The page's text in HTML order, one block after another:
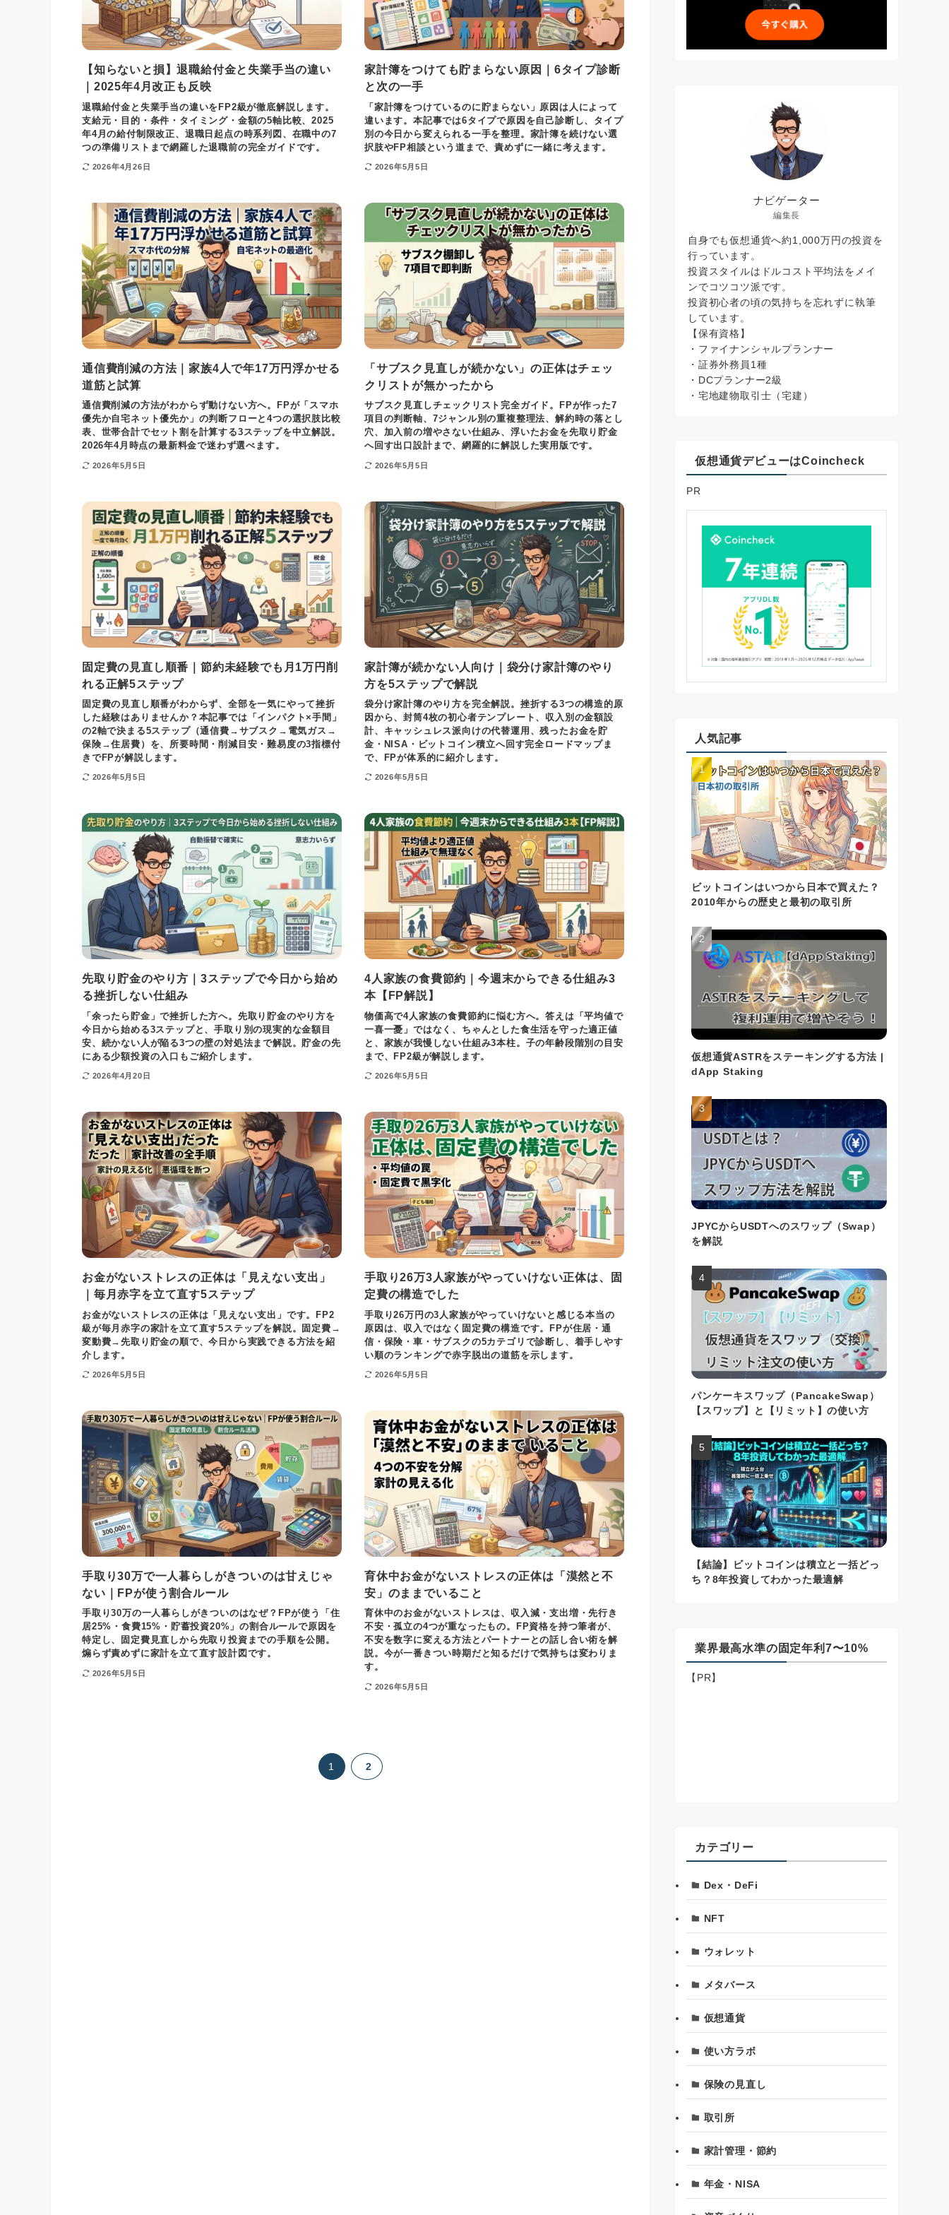
【知らないと損】退職給付金と失業手当の違い
｜2025年4月改正も反映
退職給付金と失業手当の違いをFP2級が徹底解説します。
支給元・目的・条件・タイミング・金額の5軸比較、2025
年4月の給付制限改正、退職日起点の時系列図、在職中の7
つの準備リストまで網羅した退職前の完全ガイドです。
2026年4月26日
家計簿をつけても貯まらない原因｜6タイプ診断
と次の一手
「家計簿をつけているのに貯まらない」原因は人によって
違います。本記事では6タイプで原因を自己診断し、タイプ
別の今日から変えられる一手を整理。家計簿を続けない選
択肢やFP相談という道まで、責めずに一緒に考えます。
2026年5月5日
通信費削減の方法｜家族4人で年17万円浮かせる
道筋と試算
通信費削減の方法がわからず動けない方へ。FPが「スマホ
優先か自宅ネット優先か」の判断フローと4つの選択肢比較
表、世帯合計でセット割を計算する3ステップを中立解説。
2026年4月時点の最新料金で迷わず選べます。
2026年5月5日
「サブスク見直しが続かない」の正体はチェッ
クリストが無かったから
サブスク見直しチェックリスト完全ガイド。FPが作った7
項目の判断軸、7ジャンル別の重複整理法、解約時の落とし
穴、加入前の増やさない仕組み、浮いたお金を先取り貯金
へ回す出口設計まで、網羅的に解説した実用版です。
2026年5月5日
固定費の見直し順番｜節約未経験でも月1万円削
れる正解5ステップ
固定費の見直し順番がわからず、全部を一気にやって挫折
した経験はありませんか？本記事では「インパクト×手間」
の2軸で決まる5ステップ（通信費→サブスク→電気ガス→
保険→住居費）を、所要時間・削減目安・難易度の3指標付
きでFPが解説します。
2026年5月5日
家計簿が続かない人向け｜袋分け家計簿のやり
方を5ステップで解説
袋分け家計簿のやり方を完全解説。挫折する3つの構造的原
因から、封筒4枚の初心者テンプレート、収入別の金額設
計、キャッシュレス派向けの代替運用、残ったお金を貯
金・NISA・ビットコイン積立へ回す完全ロードマップま
で、FPが体系的に紹介します。
2026年5月5日
先取り貯金のやり方｜3ステップで今日から始め
る挫折しない仕組み
「余ったら貯金」で挫折した方へ。先取り貯金のやり方を
今日から始める3ステップと、手取り別の現実的な金額目
安、続かない人が陥る3つの壁の対処法まで解説。貯金の先
にある少額投資の入口もご紹介します。
2026年4月20日
4人家族の食費節約｜今週末からできる仕組み3
本【FP解説】
物価高で4人家族の食費節約に悩む方へ。答えは「平均値で
一喜一憂」ではなく、ちゃんとした食生活を守った適正値
と、家族が我慢しない仕組み3本柱。子の年齢段階別の目安
まで、FP2級が解説します。
2026年5月5日
お金がないストレスの正体は「見えない支出」
｜毎月赤字を立て直す5ステップ
お金がないストレスの正体は「見えない支出」です。FP2
級が毎月赤字の家計を立て直す5ステップを解説。固定費→
変動費→先取り貯金の順で、今日から実践できる方法を紹
介します。
2026年5月5日
手取り26万3人家族がやっていけない正体は、固
定費の構造でした
手取り26万円の3人家族がやっていけないと感じる本当の
原因は、収入ではなく固定費の構造です。FPが住居・通
信・保険・車・サブスクの5カテゴリで診断し、着手しやす
い順のランキングで赤字脱出の道筋を示します。
2026年5月5日
手取り30万で一人暮らしがきついのは甘えじゃ
ない｜FPが使う割合ルール
手取り30万の一人暮らしがきついのはなぜ？FPが使う「住
居25%・食費15%・貯蓄投資20%」の割合ルールで原因を
特定し、固定費見直しから先取り投資までの手順を公開。
煽らず責めずに家計を立て直す設計図です。
2026年5月5日
育休中お金がないストレスの正体は「漠然と不
安」のままでいること
育休中のお金がないストレスは、収入減・支出増・先行き
不安・孤立の4つが重なったもの。FP資格を持つ筆者が、
不安を数字に変える方法とパートナーとの話し合い術を解
説。今が一番きつい時期だと知るだけで気持ちは変わりま
す。
2026年5月5日
1 2
ナビゲーター
編集長
自身でも仮想通貨へ約1,000万円の投資を
行っています。
投資スタイルはドルコスト平均法をメイ
ンでコツコツ派です。
投資初心者の頃の気持ちを忘れずに執筆
しています。
【保有資格】
・ファイナンシャルプランナー
・証券外務員1種
・DCプランナー2級
・宅地建物取引士（宅建）
仮想通貨デビューはCoincheck
PR
人気記事
ビットコインはいつから日本で買えた？
2010年からの歴史と最初の取引所
仮想通貨ASTRをステーキングする方法 |
dApp Staking
JPYCからUSDTへのスワップ（Swap）
を解説
パンケーキスワップ（PancakeSwap）
【スワップ】と【リミット】の使い方
【結論】ビットコインは積立と一括どっ
ち？8年投資してわかった最適解
業界最高水準の固定年利7〜10%
【PR】
Dex・DeFi
NFT
ウォレット
メタバース
仮想通貨
使い方ラボ
保険の見直し
取引所